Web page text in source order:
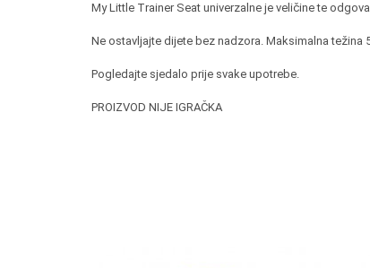
My Little Trainer Seat univerzalne je veličine te
Ne ostavljajte dijete bez nadzora. Maksimalna težina
Pogledajte sjedalo prije svake upotrebe.
PROIZVOD NIJE IGRAČKA